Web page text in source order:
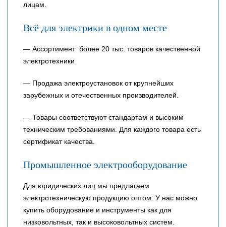
лицам.
Всё для электрики в одном месте
— Ассортимент более 20 тыс. товаров качественной
электротехники
— Продажа электроустановок от крупнейших
зарубежных и отечественных производителей.
— Товары соответствуют стандартам и высоким
техническим требованиями. Для каждого товара есть
сертификат качества.
Промышленное электрооборудование
Для юридических лиц мы предлагаем
электротехническую продукцию оптом. У нас можно
купить оборудование и инструменты как для
низковольтных, так и высоковольтных систем.